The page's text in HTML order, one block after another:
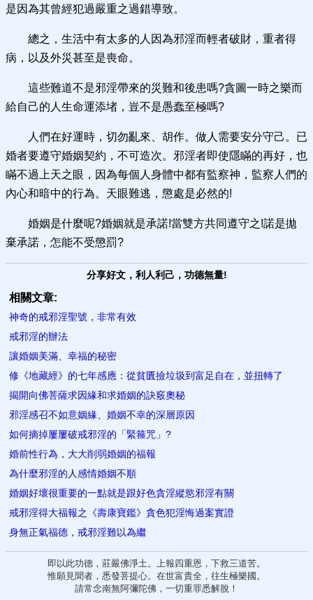
是因為其曾經犯過嚴重之過錯導致。
總之，生活中有太多的人因為邪淫而輕者破財，重者得
病，以及外災甚至是喪命。
這些難道不是邪淫帶來的災難和後患嗎?貪圖一時之樂而
給自己的人生命運添堵，豈不是愚蠢至極嗎?
人們在好運時，切勿亂來、胡作。做人需要安分守己。已
婚者要遵守婚姻契約，不可造次。邪淫者即使隱瞞的再好，也
瞞不過上天之眼，因為每個人身體中都有監察神，監察人們的
內心和暗中的行為。天眼難逃，懲處是必然的!
婚姻是什麼呢?婚姻就是承諾!當雙方共同遵守之!諾是拋
棄承諾，怎能不受懲罰?
分享好文，利人利己，功德無量!
相關文章:
神奇的戒邪淫聖號，非常有效
戒邪淫的辦法
讓婚姻美滿、幸福的秘密
修《地藏經》的七年感應：從貧匱撿垃圾到富足自在，並扭轉了
揭開向佛菩薩求因緣和求婚姻的訣竅奧秘
邪淫感召不如意姻緣、婚姻不幸的深層原因
如何摘掉屢屢破戒邪淫的「緊箍咒」?
婚前性行為，大大削弱婚姻的福報
為什麼邪淫的人感情婚姻不順
婚姻好壞很重要的一點就是跟好色貪淫縱慾邪淫有關
戒邪淫得大福報之《壽康寶鑑》貪色犯淫悔過案實證
身無正氣福德，戒邪淫難以為繼
即以此功德，莊嚴佛淨土。上報四重恩，下救三道苦。
惟願見聞者，悉發菩提心。在世富貴全，往生極樂國。
請常念南無阿彌陀佛，一切重罪悉解脫！